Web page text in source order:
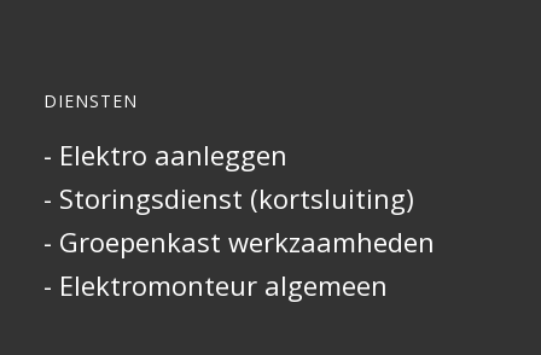
DIENSTEN
- Elektro aanleggen
- Storingsdienst (kortsluiting)
- Groepenkast werkzaamheden
- Elektromonteur algemeen